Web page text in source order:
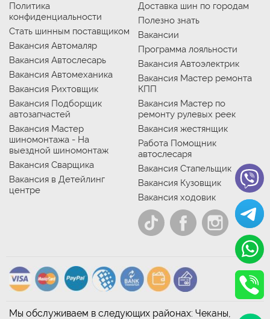
Политика
конфиденциальности
Стать шинным поставщиком
Вакансия Автомаляр
Вакансия Автослесарь
Вакансия Автомеханика
Вакансия Рихтовщик
Вакансия Подборщик
автозапчастей
Вакансия Мастер
шиномонтажа - На
выездной шиномонтаж
Вакансия Сварщика
Вакансия в Детейлинг
центре
Доставка шин по городам
Полезно знать
Вакансии
Программа лояльности
Вакансия Автоэлектрик
Вакансия Мастер ремонта
КПП
Вакансия Мастер по
ремонту рулевых реек
Вакансия жестянщик
Работа Помощник
автослесаря
Вакансия Стапельщик
Вакансия Кузовщик
Вакансия ходовик
Мы обслуживаем в следующих районах: Чеканы,